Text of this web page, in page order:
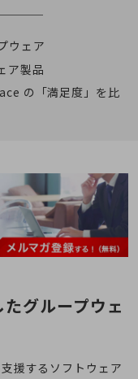
ウェア
ア製品
の「満足度」を比
グループウェ
援するソフトウェア